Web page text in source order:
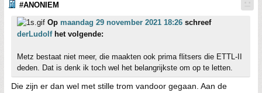
#ANONIEM
Op maandag 29 november 2021 18:26 schreef
derLudolfhet volgende:
Metz bestaat niet meer, die maakten ook prima flitsers die ETTL-II
deden. Dat is denk ik toch wel het belangrijkste om op te letten.
Die zijn er dan wel met stille trom vandoor gegaan. Aan de